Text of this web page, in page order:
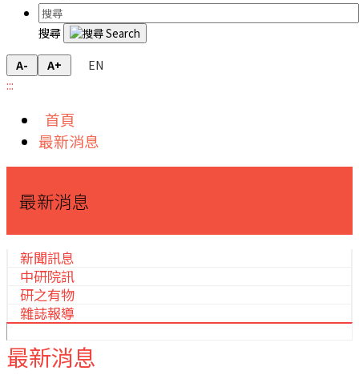
搜尋
A- A+
EN
:::
首頁
最新消息
最新消息
新聞訊息
中研院訊
研之有物
雜誌報導
最新消息